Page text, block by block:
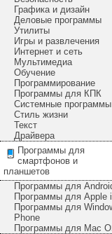
Графика и дизайн
Деловые программы
Утилиты
Игры и развлечения
Интернет и сеть
Мультимедиа
Обучение
Программирование
Программы для КПК
Системные программы
Стиль жизни
Текст
Драйвера
Программы для
смартфонов и
планшетов
Программы для
Программы для Apple
Программы для
Phone
Программы для Mac